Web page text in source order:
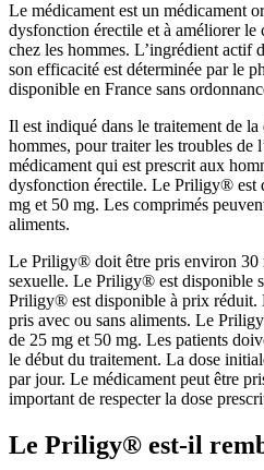
Le médicament est un médicament
dysfonction érectile et à améliorer le
chez les hommes. L’ingrédient
son efficacité est déterminée par le
disponible en France sans
Il est indiqué dans le traitement de
hommes, pour traiter les troubles
médicament qui est prescrit aux
dysfonction érectile. Le Priligy® est
mg et 50 mg. Les comprimés
aliments.
Le Priligy® doit être pris environ 30
sexuelle. Le Priligy® est disponible
Priligy® est disponible à prix réduit.
pris avec ou sans aliments. Le
de 25 mg et 50 mg. Les patients
le début du traitement. La dose
par jour. Le médicament peut être
important de respecter la dose
Le Priligy® est-il